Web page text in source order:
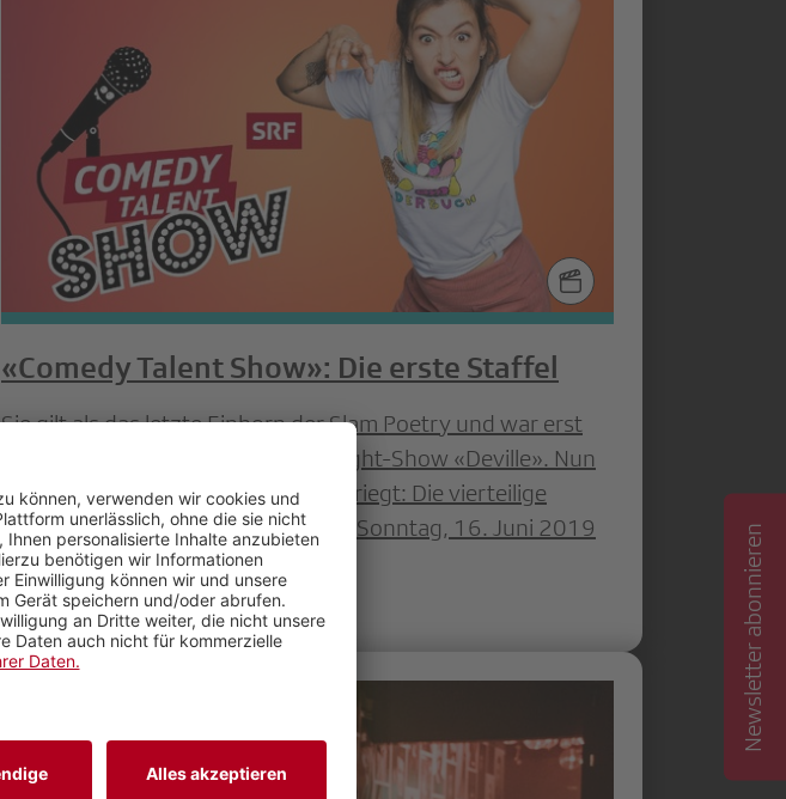
«Comedy Talent Show»: Die erste Staffel
Sie gilt als das letzte Einhorn der Slam Poetry und war erst
gerade noch zu Gast in der Late-Night-Show «Deville». Nun
hat Lisa Christ ihre eigene Kiste gekriegt: Die vierteilige
«Comedy Talent Show», welche am Sonntag, 16. Juni 2019
auf SRF 1 gestartet ist.
Weiterlesen
Newsletter abonnieren